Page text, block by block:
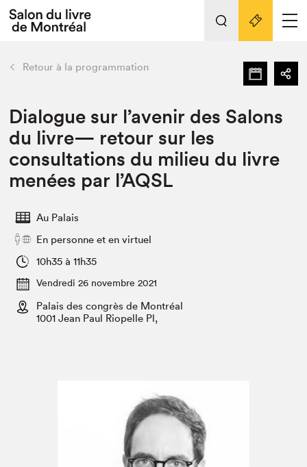
Espace médias
Espace exposant⋅e⋅s
Espace enseignant·e·s
Tout sur l'édition 2022
Actualités
Vidéos et Balados
Club de lecture Braindate
retour Nos activités
Édition 2022
Planifier sa visite
Nous connaître
Projets partenaires 2022
Archives
Liens pratiques
Retour à la programmation
Dialogue sur l’avenir des Salons
du livre— retour sur les
consultations du milieu du livre
menées par l’AQSL
Au Palais
En personne et en virtuel
10h35 à 11h35
Vendredi 26 novembre 2021
Palais des congrès de Montréal
1001 Jean Paul Riopelle Pl,